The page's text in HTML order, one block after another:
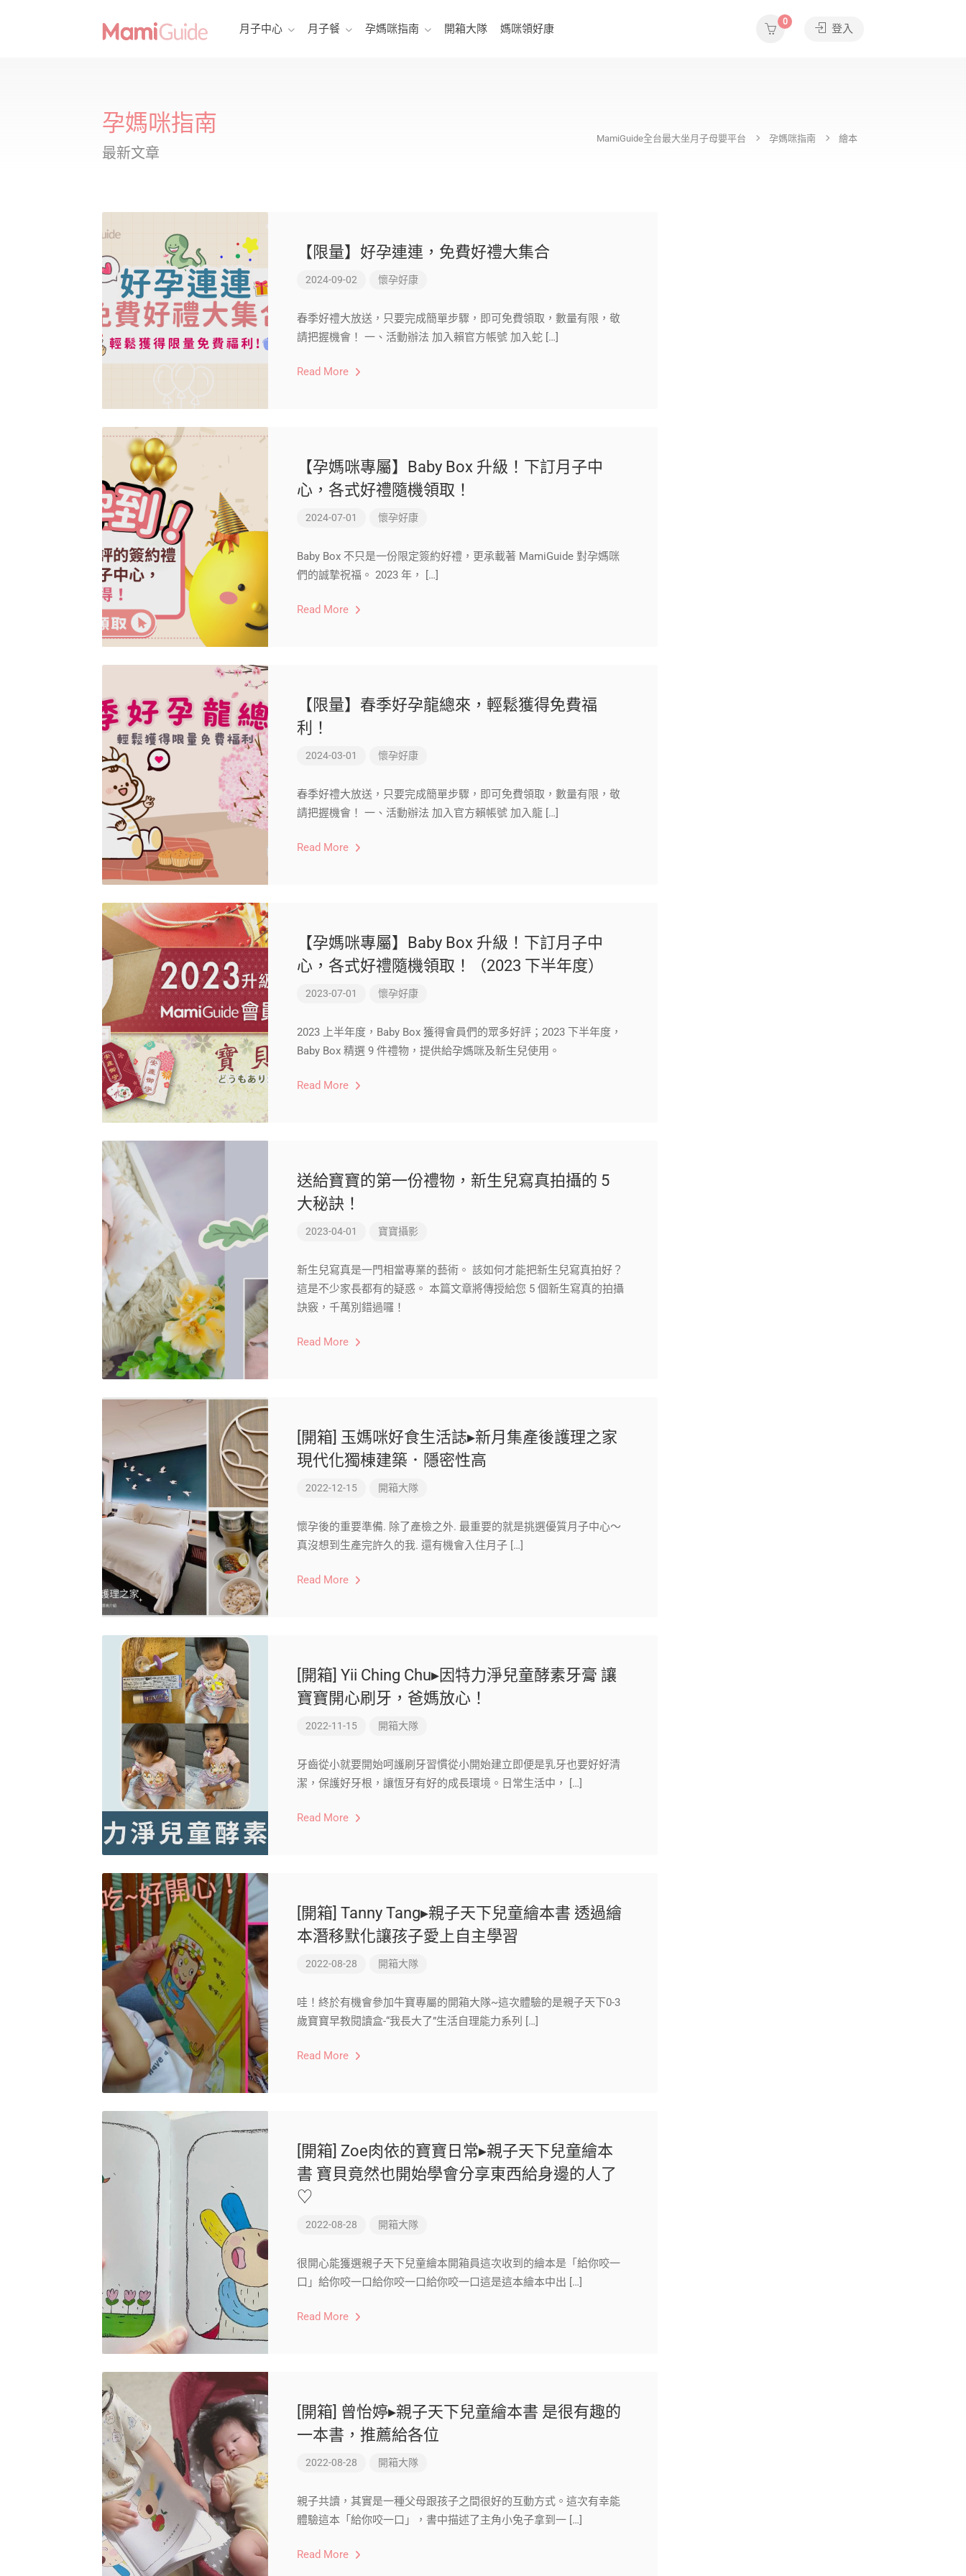
月子中心 月子餐 孕媽咪指南 開箱大隊 媽咪領好康
0
登入
孕媽咪指南
最新文章
MamiGuide全台最大坐月子母嬰平台 孕媽咪指南 繪本
【限量】好孕連連，免費好禮大集合
2024-09-02 懷孕好康
春季好禮大放送，只要完成簡單步驟，即可免費領取，數量有限，敬
請把握機會！ 一、活動辦法 加入賴官方帳號 加入蛇 […]
Read More
【孕媽咪專屬】Baby Box 升級！下訂月子中
心，各式好禮隨機領取！
2024-07-01 懷孕好康
Baby Box 不只是一份限定簽約好禮，更承載著 MamiGuide 對孕媽咪
們的誠摯祝福。 2023 年， […]
Read More
【限量】春季好孕龍總來，輕鬆獲得免費福
利！
2024-03-01 懷孕好康
春季好禮大放送，只要完成簡單步驟，即可免費領取，數量有限，敬
請把握機會！ 一、活動辦法 加入官方賴帳號 加入龍 […]
Read More
【孕媽咪專屬】Baby Box 升級！下訂月子中
心，各式好禮隨機領取！（2023 下半年度）
2023-07-01 懷孕好康
2023 上半年度，Baby Box 獲得會員們的眾多好評；2023 下半年度，
Baby Box 精選 9 件禮物，提供給孕媽咪及新生兒使用。
Read More
送給寶寶的第一份禮物，新生兒寫真拍攝的 5
大秘訣！
2023-04-01 寶寶攝影
新生兒寫真是一門相當專業的藝術。 該如何才能把新生兒寫真拍好？
這是不少家長都有的疑惑。 本篇文章將傳授給您 5 個新生寫真的拍攝
訣竅，千萬別錯過囉！
Read More
[開箱] 玉媽咪好食生活誌▸新月集產後護理之家
現代化獨棟建築．隱密性高
2022-12-15 開箱大隊
懷孕後的重要準備. 除了產檢之外. 最重要的就是挑選優質月子中心～
真沒想到生產完許久的我. 還有機會入住月子 […]
Read More
[開箱] Yii Ching Chu▸因特力淨兒童酵素牙膏 讓
寶寶開心刷牙，爸媽放心！
2022-11-15 開箱大隊
牙齒從小就要開始呵護刷牙習慣從小開始建立即便是乳牙也要好好清
潔，保護好牙根，讓恆牙有好的成長環境。日常生活中， […]
Read More
[開箱] Tanny Tang▸親子天下兒童繪本書 透過繪
本潛移默化讓孩子愛上自主學習
2022-08-28 開箱大隊
哇！終於有機會參加牛寶專屬的開箱大隊~這次體驗的是親子天下0-3
歲寶寶早教閱讀盒-“我長大了”生活自理能力系列 […]
Read More
[開箱] Zoe肉依的寶寶日常▸親子天下兒童繪本
書 寶貝竟然也開始學會分享東西給身邊的人了
♡
2022-08-28 開箱大隊
很開心能獲選親子天下兒童繪本開箱員這次收到的繪本是「給你咬一
口」給你咬一口給你咬一口給你咬一口這是這本繪本中出 […]
Read More
[開箱] 曾怡婷▸親子天下兒童繪本書 是很有趣的
一本書，推薦給各位
2022-08-28 開箱大隊
親子共讀，其實是一種父母跟孩子之間很好的互動方式。這次有幸能
體驗這本「給你咬一口」，書中描述了主角小兔子拿到一 […]
Read More